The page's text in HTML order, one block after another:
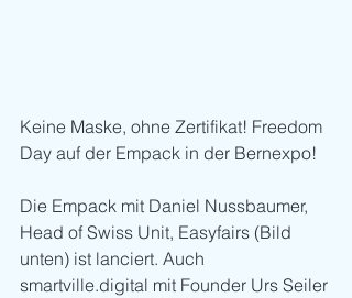
Keine Maske, ohne Zertifikat! Freedom
Day auf der Empack in der Bernexpo!
Die Empack mit Daniel Nussbaumer,
Head of Swiss Unit, Easyfairs (Bild
unten) ist lanciert. Auch
smartville.digital mit Founder Urs Seiler